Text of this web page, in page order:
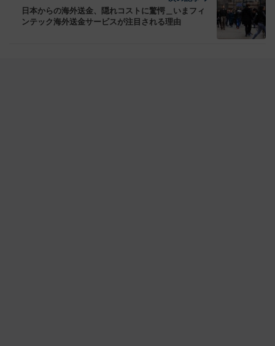
日本からの海外送金、隠れコストに驚愕＿いまフィ
ンテック海外送金サービスが注目される理由